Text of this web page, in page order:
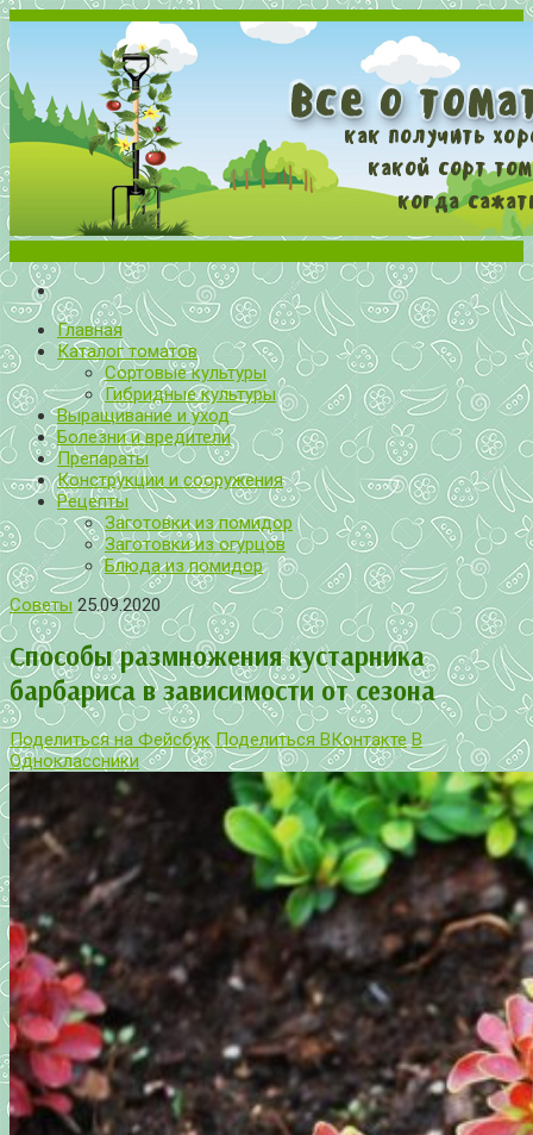
Все о томатах. Выращивание томатов. Сорта и рассада.
Выращивание и уход за томатами
Главная
Каталог томатов
Сортовые культуры
Гибридные культуры
Выращивание и уход
Болезни и вредители
Препараты
Конструкции и сооружения
Рецепты
Заготовки из помидор
Заготовки из огурцов
Блюда из помидор
Советы 25.09.2020
Способы размножения кустарника
барбариса в зависимости от сезона
Поделиться на Фейсбук Поделиться ВКонтакте В
Одноклассники